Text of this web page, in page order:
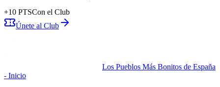
+10 PTSCon el Club
Únete al Club
Los Pueblos Más Bonitos de España
- Inicio